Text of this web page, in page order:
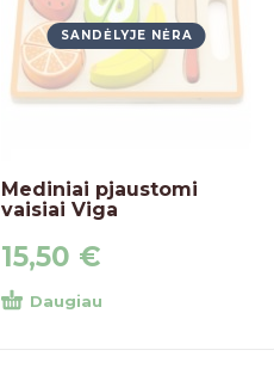
SANDĖLYJE NĖRA
Mediniai pjaustomi
vaisiai Viga
15,50 €
Daugiau